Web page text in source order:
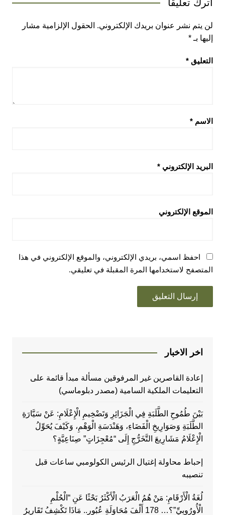
اترك تعليقاً
لن يتم نشر عنوان بريدك الإلكتروني. الحقول الإلزامية مشار
إليها بـ *
التعليق *
الاسم *
البريد الإلكتروني *
الموقع الإلكتروني
احفظ اسمي، بريدي الإلكتروني، والموقع الإلكتروني في هذا
المتصفح لاستخدامها المرة المقبلة في تعليقي.
اخر الاخبار
إعادة القاصرين غير المرفوقين مسألة مبدأ قائمة على
التعليمات الملكية السامية (مصدر دبلوماسي)
بَيْنَ طُمُوحِ الطَّلَبَةِ فِي الْجَزَائِرِ وَتَضْخِيمِ الْإِعْلَامِ: عَنْ سَيَّارَةِ
الطَّلَبَةِ وَصَوَارِيخِ الْفَضَاءِ، وَهَنْدَسَةِ الْوَهْمِ، وَكَيْفَ يُحَوِّلُ
الْإِعْلَامُ مَشَارِيعَ التَّخَرُّجِ إِلَى “مُعْجِزَاتٍ” صِنَاعِيَّةٍ؟
إحباط محاولة إغتيال الرئيس الكولومبي ساعات قبل
تنصيبه
لُغَةُ الْأَرْقَامِ: مَنْ هُمُ الْعَرَبُ الْأَكْثَرُ بَحْثًا عَنِ “الْحُلْمِ
الْأُورُوبِيِّ”؟… 178 أَلْفَ مُحَاوَلَةِ عُبُورٍ.. مَاذَا تَكْشِفُ تَقَارِيرُ